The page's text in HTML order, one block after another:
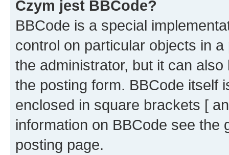
Czym jest BBCode?
BBCode is a special
control on particular objects in
the administrator, but it can
the posting form. BBCode itself
enclosed in square brackets [
information on BBCode see
posting page.